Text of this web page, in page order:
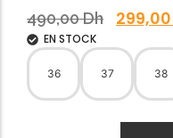
490,00Dh 299,00
EN STOCK
36 37 38